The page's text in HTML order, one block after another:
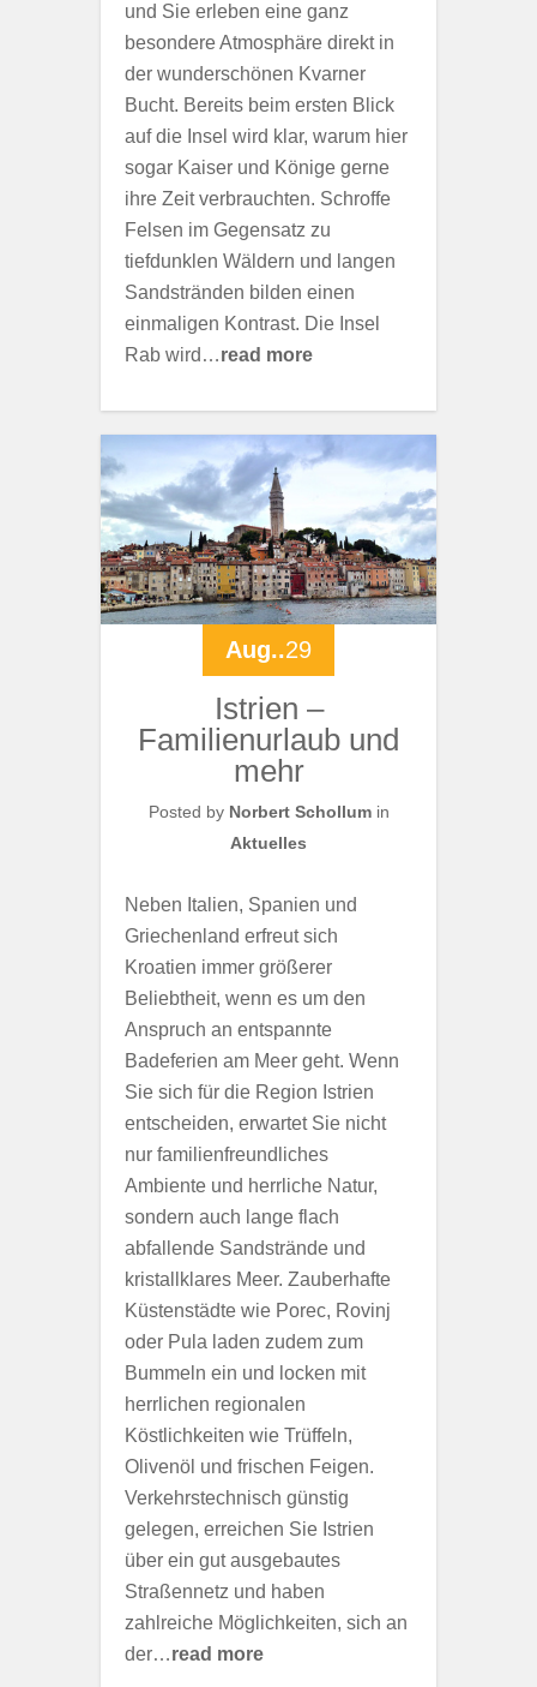
und Sie erleben eine ganz
besondere Atmosphäre direkt in
der wunderschönen Kvarner
Bucht. Bereits beim ersten Blick
auf die Insel wird klar, warum hier
sogar Kaiser und Könige gerne
ihre Zeit verbrauchten. Schroffe
Felsen im Gegensatz zu
tiefdunklen Wäldern und langen
Sandstränden bilden einen
einmaligen Kontrast. Die Insel
Rab wird…read more
Aug..29
Istrien –
Familienurlaub und
mehr
Posted by Norbert Schollumin
Aktuelles
Neben Italien, Spanien und
Griechenland erfreut sich
Kroatien immer größerer
Beliebtheit, wenn es um den
Anspruch an entspannte
Badeferien am Meer geht. Wenn
Sie sich für die Region Istrien
entscheiden, erwartet Sie nicht
nur familienfreundliches
Ambiente und herrliche Natur,
sondern auch lange flach
abfallende Sandstrände und
kristallklares Meer. Zauberhafte
Küstenstädte wie Porec, Rovinj
oder Pula laden zudem zum
Bummeln ein und locken mit
herrlichen regionalen
Köstlichkeiten wie Trüffeln,
Olivenöl und frischen Feigen.
Verkehrstechnisch günstig
gelegen, erreichen Sie Istrien
über ein gut ausgebautes
Straßennetz und haben
zahlreiche Möglichkeiten, sich an
der…read more